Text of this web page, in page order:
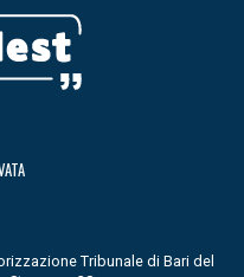
Tribunale di Bari del